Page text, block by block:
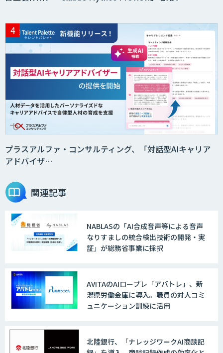
プラスアルファ・コンサルティング、「対話型AIキャリア
アドバイザ…
関連記事
NABLASの「AI合成音声等による音声
なりすましの統合検出技術の開発・実
証」が総務省事業に採択
AVITAのAIロープレ「アバトレ」、新
潟県労働金庫に導入。職員の対人コミ
ュニケーション訓練に活用
北陸銀行、「ナレッジワークAI商談記